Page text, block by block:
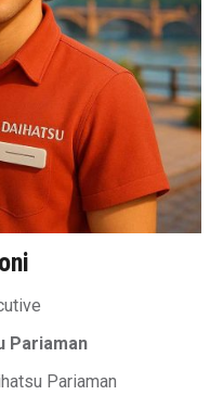
Pariaman
Pariaman